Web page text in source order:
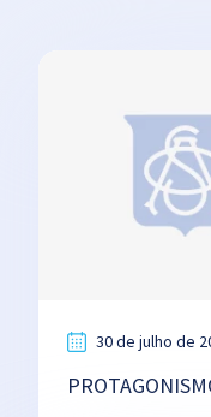
30 de julho de